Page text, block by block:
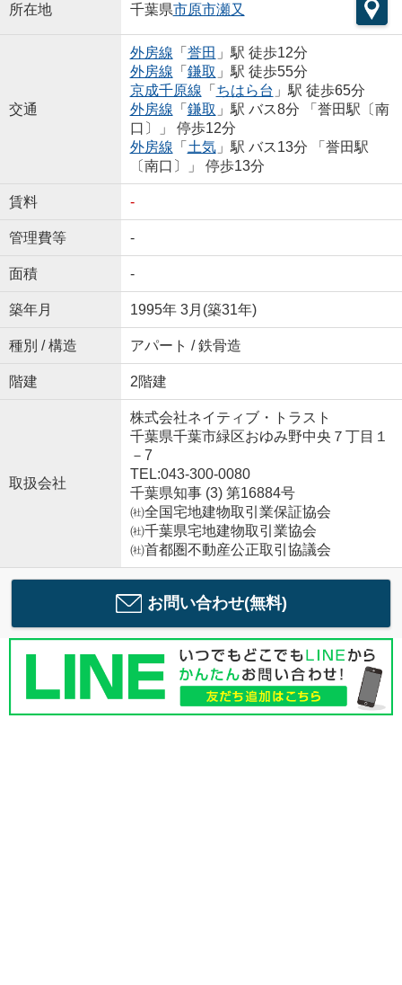
所在地 千葉県市原市瀬又
交通
外房線 「 誉田 」駅 徒歩12分
外房線 「 鎌取 」駅 徒歩55分
京成千原線 「 ちはら台 」駅 徒歩65分
外房線 「 鎌取 」駅 バス8分 「誉田駅〔南
口〕」 停歩12分
外房線 「 土気」駅 バス13分 「誉田駅
〔南口〕」 停歩13分
賃料 -
管理費等 -
面積 -
築年月 1995年 3月(築31年)
種別 / 構造 アパート / 鉄骨造
階建 2階建
取扱会社
株式会社ネイティブ・トラスト
千葉県千葉市緑区おゆみ野中央７丁目１
－7
TEL:043-300-0080
千葉県知事 (3) 第16884号
㈳全国宅地建物取引業保証協会
㈳千葉県宅地建物取引業協会
㈳首都圏不動産公正取引協議会
お問い合わせ(無料)